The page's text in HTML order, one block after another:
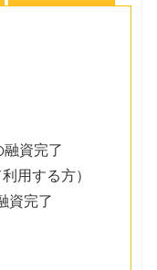
資完了
用する方）
資完了